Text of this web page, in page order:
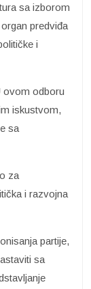
sa izborom
predviđa
i
ovom odboru
iskustvom,
sa
za
i razvojna
partije,
sa